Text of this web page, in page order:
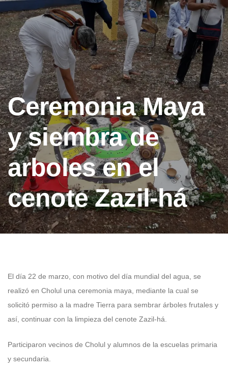
Ceremonia Maya
y siembra de
arboles en el
cenote Zazil-há
El día 22 de marzo, con motivo del día mundial del agua, se
realizó en Cholul una ceremonia maya, mediante la cual se
solicitó permiso a la madre Tierra para sembrar árboles frutales y
así, continuar con la limpieza del cenote Zazil-há.
Participaron vecinos de Cholul y alumnos de la escuelas primaria
y secundaria.